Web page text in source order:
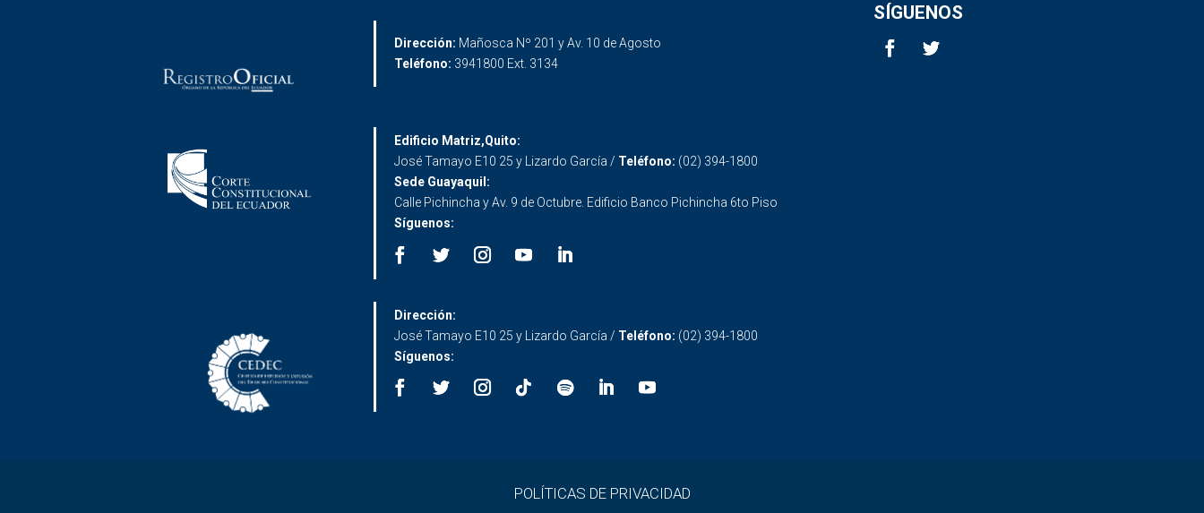
Dirección: Mañosca Nº 201 y Av. 10 de Agosto
Teléfono: 3941800 Ext. 3134
SÍGUENOS
Edificio Matriz,Quito:
José Tamayo E10 25 y Lizardo García / Teléfono: (02) 394-1800
Sede Guayaquil:
Calle Pichincha y Av. 9 de Octubre. Edificio Banco Pichincha 6to Piso
Síguenos:
Dirección:
José Tamayo E10 25 y Lizardo García / Teléfono: (02) 394-1800
Síguenos:
POLÍTICAS DE PRIVACIDAD